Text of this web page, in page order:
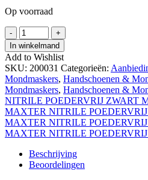
Op voorraad
-
MAXTER
NITRILE
POEDERVRIJ
ZWART
MAAT
EXTRA
LARGE
hoeveelheid
+
In winkelmand
Add to Wishlist
SKU: 200031 Categorieën:
Mondmaskers, Handschoenen &
Mondmaskers, Handschoenen &
NITRILE POEDERVRIJ ZWART
MAXTER NITRILE
MAXTER NITRILE
MAXTER NITRILE
Beschrijving
Beoordelingen